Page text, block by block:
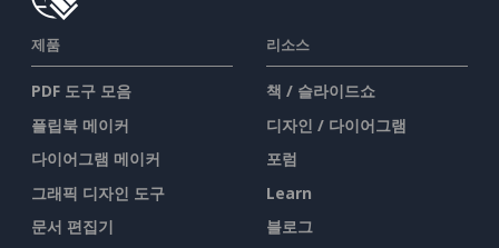
제품
PDF 도구 모음
플립북 메이커
다이어그램 메이커
그래픽 디자인 도구
문서 편집기
리소스
책 / 슬라이드쇼
디자인 / 다이어그램
포럼
Learn
블로그